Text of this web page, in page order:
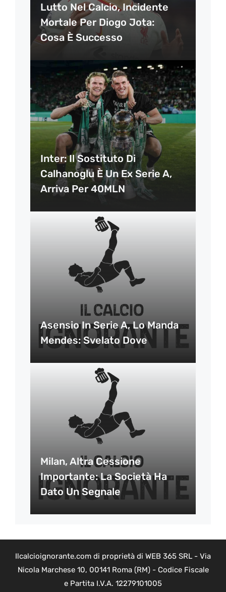
Lutto Nel Calcio, Incidente
Mortale Per Diogo Jota:
Cosa È Successo
Inter: Il Sostituto Di
Calhanoglu È Un Ex Serie A,
Arriva Per 40MLN
Asensio In Serie A, Lo Manda
Mendes: Svelato Dove
Milan, Altra Cessione
Importante: La Società Ha
Dato Un Segnale
Ilcalcioignorante.com di proprietà di WEB 365 SRL - Via
Nicola Marchese 10, 00141 Roma (RM) - Codice Fiscale
e Partita I.V.A. 12279101005